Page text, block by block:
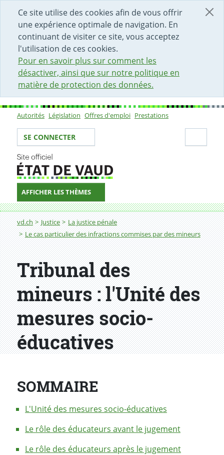
Ce site utilise des cookies afin de vous offrir
une expérience optimale de navigation. En
continuant de visiter ce site, vous acceptez
l'utilisation de ces cookies.
Pour en savoir plus sur comment les
désactiver, ainsi que sur notre politique en
matière de protection des données.
DÉBUT DU CONTENU DE LA PAGE
ACCÈS AU CHAMP DE RECHERCHE
PAGE D'ACCUEIL
FORMULAIRE DE CONTACT
Sous-navigation
Autorités Législation Offres d'emploi Prestations
Votre identité
SE CONNECTER
AFFICHER LES THÈMES
Fil d'Ariane
vd.ch Justice
La justice pénale
Le cas particulier des infractions commises par des mineurs
Tribunal des mineurs : l'Unité des mesures socio-
Tribunal des
mineurs : l'Unité des
mesures socio-
éducatives
SOMMAIRE
L'Unité des mesures socio-éducatives
Le rôle des éducateurs avant le jugement
Le rôle des éducateurs après le jugement